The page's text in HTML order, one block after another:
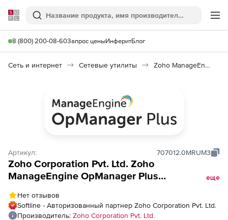
Softline
Поиск
8 (800) 200-08-60Запрос ценыИнферитБлог
Сеть и интернет Сетевые утилиты Zoho ManageEngine OpManager Plus
Артикул: 707012.0MRUM3
Zoho Corporation Pvt. Ltd. Zoho
ManageEngine OpManager Plus
Monitor, RUM на 1 год), fee for 500 Thousand
Page Views per month APM Plugin
еще
Нет отзывов
Softline - Авторизованный партнер Zoho Corporation Pvt. Ltd.
Производитель: Zoho Corporation Pvt. Ltd.